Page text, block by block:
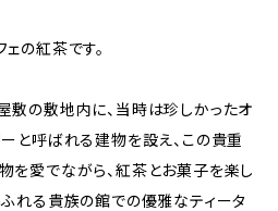
の紅茶です。
敷の敷地内に、当時は珍しかったオ
と呼ばれる建物を設え、この貴重
を愛でながら、紅茶とお菓子を楽し
れる貴族の館での優雅なティータ